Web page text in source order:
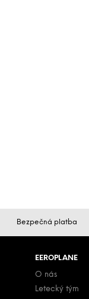
Bezpečná platba
EEROPLANE
O nás
Letecký tým